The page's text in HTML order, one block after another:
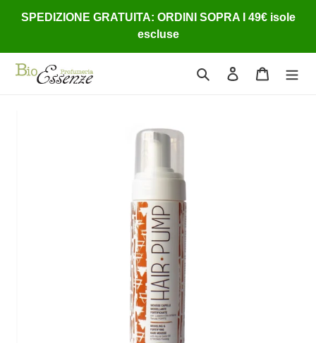
direttamente
contenuti
SPEDIZIONE GRATUITA: ORDINI SOPRA I 49€ isole
escluse
Cerca Accedi Carrello